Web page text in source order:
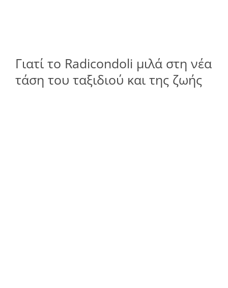
Γιατί το Radicondoli μιλά στη νέα
τάση του ταξιδιού και της ζωής